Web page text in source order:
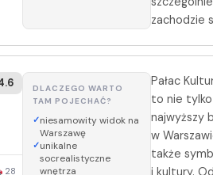
zachodzie
28
DLACZEGO WARTO
TAM POJECHAĆ?
niesamowity widok na
Warszawę
unikalne
socrealistyczne
wnętrza
Pałac
to nie tylko
najwyższy
w
także
i kultury.